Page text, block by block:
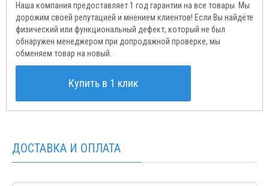
Наша компания предоставляет 1 год гарантии на все товары. Мы
дорожим своей репутацией и мнением клиентов! Если Вы найдёте
физический или функциональный дефект, который не был
обнаружен менеджером при допродажной проверке, мы
обменяем товар на новый.
Купить в 1 клик
ДОСТАВКА И ОПЛАТА